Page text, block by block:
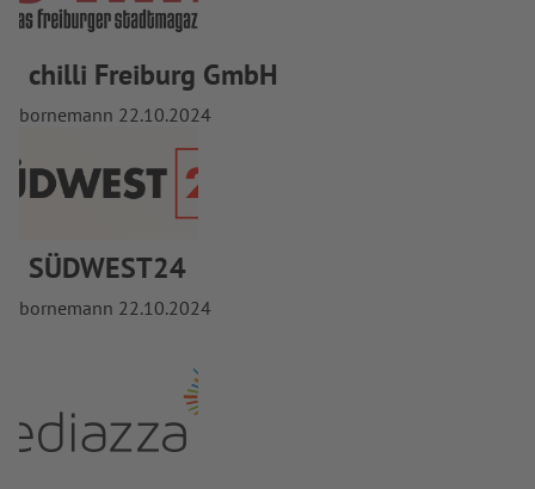
chilli Freiburg GmbH
bornemann 22.10.2024
SÜDWEST24
bornemann 22.10.2024